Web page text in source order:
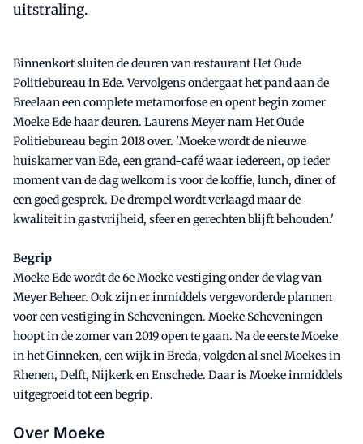
uitstraling.
Binnenkort sluiten de deuren van restaurant Het Oude
Politiebureau in Ede. Vervolgens ondergaat het pand aan de
Breelaan een complete metamorfose en opent begin zomer
Moeke Ede haar deuren. Laurens Meyer nam Het Oude
Politiebureau begin 2018 over. 'Moeke wordt de nieuwe
huiskamer van Ede, een grand-café waar iedereen, op ieder
moment van de dag welkom is voor de koffie, lunch, diner of
een goed gesprek. De drempel wordt verlaagd maar de
kwaliteit in gastvrijheid, sfeer en gerechten blijft behouden.'
Begrip
Moeke Ede wordt de 6e Moeke vestiging onder de vlag van
Meyer Beheer. Ook zijn er inmiddels vergevorderde plannen
voor een vestiging in Scheveningen. Moeke Scheveningen
hoopt in de zomer van 2019 open te gaan. Na de eerste Moeke
in het Ginneken, een wijk in Breda, volgden al snel Moekes in
Rhenen, Delft, Nijkerk en Enschede. Daar is Moeke inmiddels
uitgegroeid tot een begrip.
Over Moeke